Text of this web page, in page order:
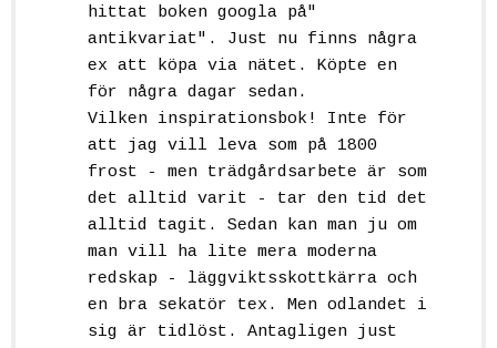
hittat boken googla på"
antikvariat". Just nu finns några
ex att köpa via nätet. Köpte en
för några dagar sedan.
Vilken inspirationsbok! Inte för
att jag vill leva som på 1800
frost - men trädgårdsarbete är som
det alltid varit - tar den tid det
alltid tagit. Sedan kan man ju om
man vill ha lite mera moderna
redskap - läggviktsskottkärra och
en bra sekatör tex. Men odlandet i
sig är tidlöst. Antagligen just